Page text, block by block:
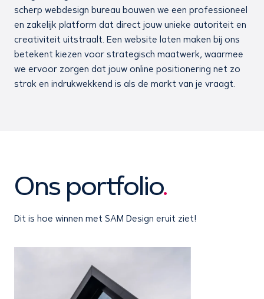
scherp webdesign bureau bouwen we een professioneel
en zakelijk platform dat direct jouw unieke autoriteit en
creativiteit uitstraalt. Een website laten maken bij ons
betekent kiezen voor strategisch maatwerk, waarmee
we ervoor zorgen dat jouw online positionering net zo
strak en indrukwekkend is als de markt van je vraagt.
Ons portfolio.
Dit is hoe winnen met SAM Design eruit ziet!